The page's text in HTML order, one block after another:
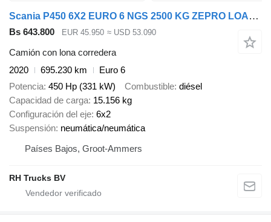
Scania P450 6X2 EURO 6 NGS 2500 KG ZEPRO LOAD LIFT
Bs 643.800 EUR 45.950 ≈ USD 53.090
Camión con lona corredera
2020
695.230 km
Euro 6
Potencia 450 Hp (331 kW) Combustible diésel
Capacidad de carga 15.156 kg
Configuración del eje 6x2
Suspensión neumática/neumática
Países Bajos, Groot-Ammers
RH Trucks BV